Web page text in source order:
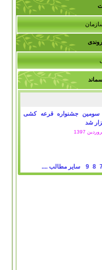
جشنواره قرعه کشی
شد
8
9 سایر مطالب ....